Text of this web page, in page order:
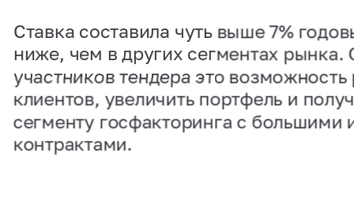
Ставка составила чуть выше 7%
ниже, чем в других сегментах рынка.
участников тендера это
клиентов, увеличить портфель и
сегменту госфакторинга с большими
контрактами.